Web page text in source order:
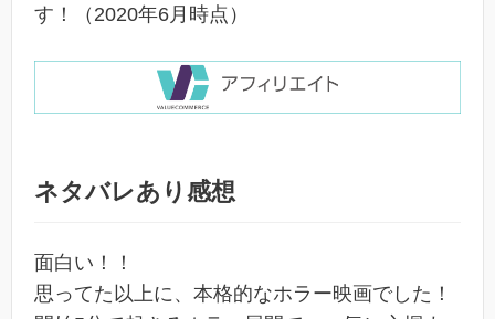
す！（2020年6月時点）
ネタバレあり感想
面白い！！
思ってた以上に、本格的なホラー映画でした！